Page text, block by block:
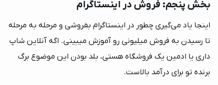
بخش پنجم: فروش در اینستاگرام
اینجا یاد می‌گیری چطور در اینستاگرام بفروشی و مرحله به مرحله‌
تا رسیدن به فروش میلیونی رو آموزش میبینی. اگه آنلاین شاپ
داری یا ادمین یک فروشگاه هستی، بلد بودن این موضوع برگ
برنده تو برای درآمد بالاست.